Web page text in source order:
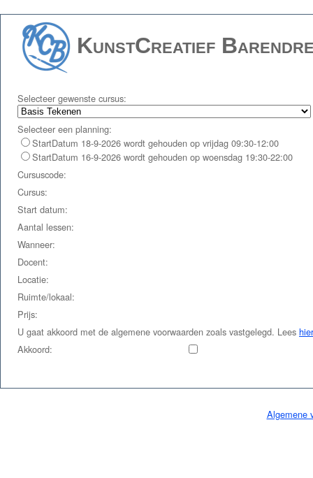
KunstCreatief
Selecteer gewenste cursus:
Selecteer een planning:
StartDatum 18-9-2026 wordt gehouden op vrijdag 09:30-12:00
StartDatum 16-9-2026 wordt gehouden op woensdag 19:30-22:00
Cursuscode:
Cursus:
Start datum:
Aantal lessen:
Wanneer:
Docent:
Locatie:
Ruimte/lokaal:
Prijs:
U gaat akkoord met de algemene voorwaarden zoals vastgelegd. Lees hier
Akkoord:
Algemene